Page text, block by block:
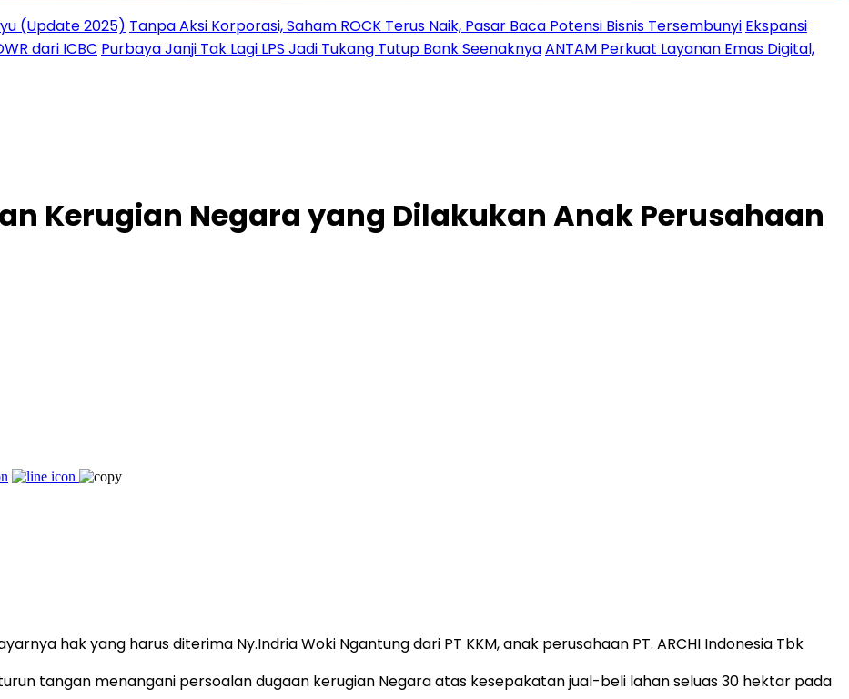
(Update 2025) Tanpa Aksi Korporasi, Saham ROCK Terus Naik, Pasar Baca Potensi Bisnis Tersembunyi Ekspansi
dari ICBC Purbaya Janji Tak Lagi LPS Jadi Tukang Tutup Bank SeenaknyaANTAM Perkuat Layanan Emas Digital,
Kerugian Negara yang Dilakukan Anak Perusahaan
hak yang harus diterima Ny.Indria Woki Ngantung dari PT KKM, anak perusahaan PT. ARCHI Indonesia Tbk
tangan menangani persoalan dugaan kerugian Negara atas kesepakatan jual-beli lahan seluas 30 hektar pada